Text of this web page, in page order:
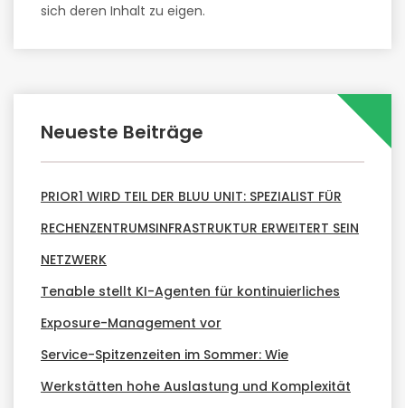
sich deren Inhalt zu eigen.
Neueste Beiträge
PRIOR1 WIRD TEIL DER BLUU UNIT: SPEZIALIST FÜR
RECHENZENTRUMSINFRASTRUKTUR ERWEITERT SEIN
NETZWERK
Tenable stellt KI-Agenten für kontinuierliches
Exposure-Management vor
Service-Spitzenzeiten im Sommer: Wie
Werkstätten hohe Auslastung und Komplexität